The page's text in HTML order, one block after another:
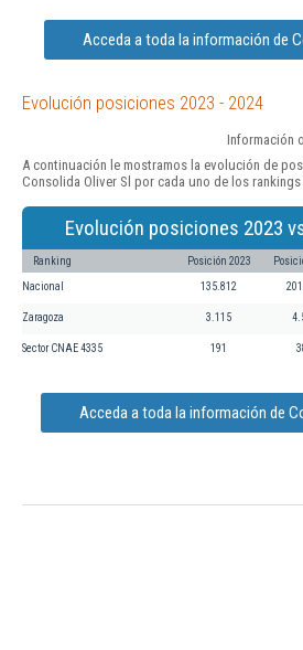
Acceda a toda la información de
Evolución posiciones 2023 - 2024
Información
A continuación le mostramos la evolución de
Consolida Oliver Sl por cada uno de los
Evolución posiciones 2023
Ranking Posición 2023
Nacional 135.812
Zaragoza 3.115
Sector CNAE 4335 191
Acceda a toda la información de